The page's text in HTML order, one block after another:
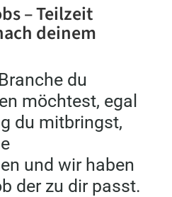
– Teilzeit
deinem
du
möchtest, egal
du mitbringst,
und wir haben
der zu dir passt.